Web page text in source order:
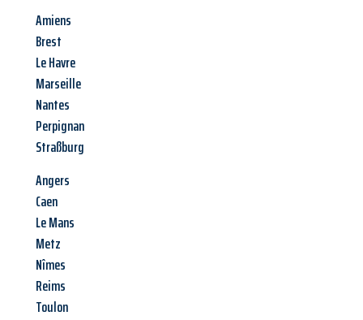
Amiens
Brest
Le Havre
Marseille
Nantes
Perpignan
Straßburg
Angers
Caen
Le Mans
Metz
Nîmes
Reims
Toulon